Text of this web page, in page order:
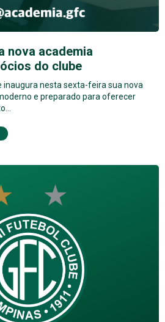
nova academia
do clube
inaugura nesta sexta-feira sua nova
e preparado para oferecer